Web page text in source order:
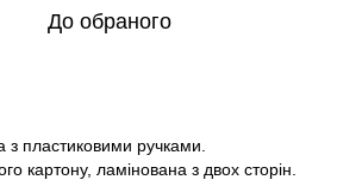
До обраного
пластиковими ручками.
картону, ламінована з двох сторін.